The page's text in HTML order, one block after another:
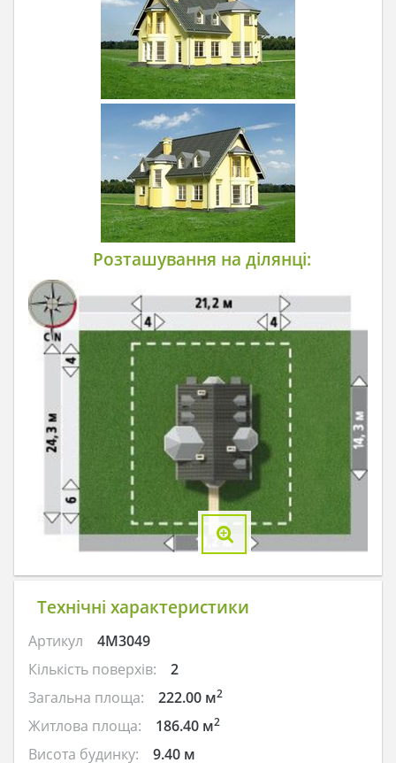
Розташування на ділянці:
Технічні характеристики
Артикул
4M3049
Кількість поверхів:
2
Загальна площа:
222.00 м2
Житлова площа: 186.40 м2
Висота будинку: 9.40 м